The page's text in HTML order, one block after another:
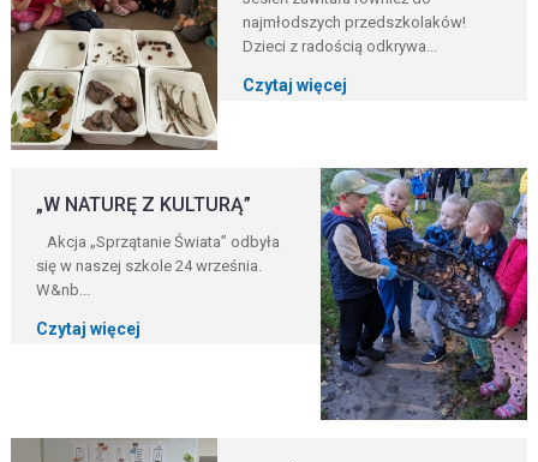
najmłodszych przedszkolaków!
Dzieci z radością odkrywa...
Czytaj więcej
„W NATURĘ Z KULTURĄ”
Akcja „Sprzątanie Świata” odbyła
się w naszej szkole 24 września.
W&nb...
Czytaj więcej